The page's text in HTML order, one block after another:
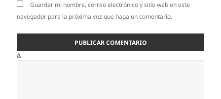
Guardar mi nombre, correo electrónico y sitio web en este
navegador para la próxima vez que haga un comentario.
Δ